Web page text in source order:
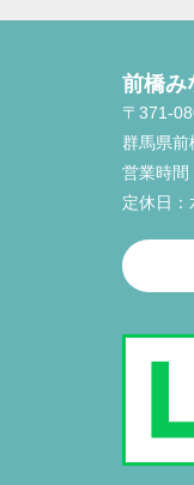
前橋み
〒371-
群馬県前
営業時間
定休日：